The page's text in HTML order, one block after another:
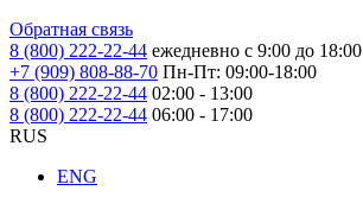
Обратная связь
8 (800) 222-22-44 ежедневно с 9:00 до 18:00
+7 (909) 808-88-70 Пн-Пт: 09:00-18:00
8 (800) 222-22-44 02:00 - 13:00
8 (800) 222-22-44 06:00 - 17:00
RUS
ENG